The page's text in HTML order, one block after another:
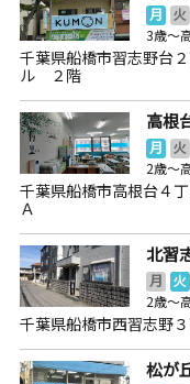
月 火
3歳～
千葉県船橋市習志野台
ル ２階
高根
月 火
2歳～
千葉県船橋市高根台４
Ａ
北習
月 火
2歳～
千葉県船橋市西習志野
松が